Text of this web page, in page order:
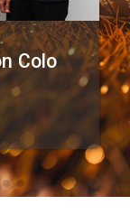
ante